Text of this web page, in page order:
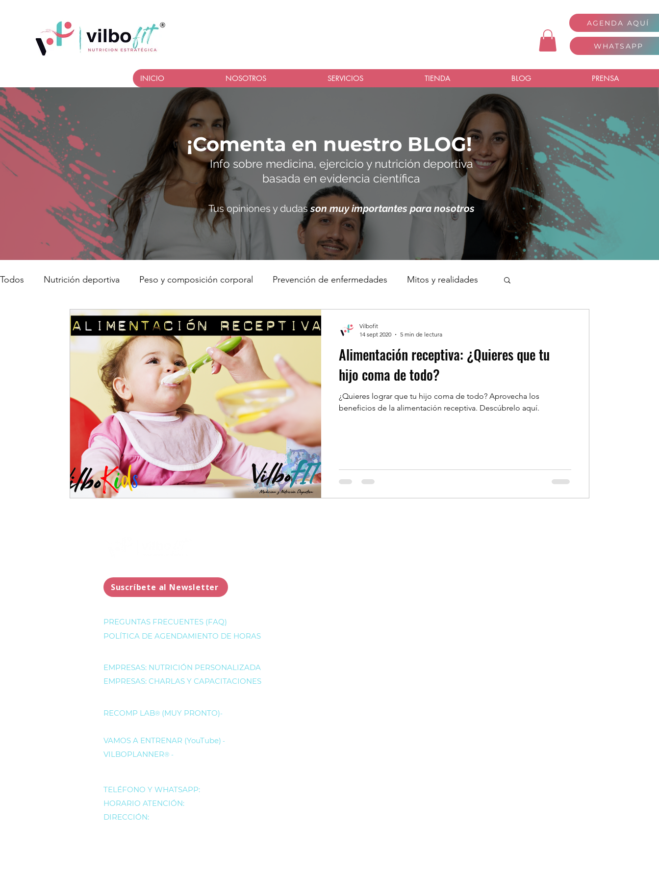
AGENDA AQUÍ
WHATSAPP
INICIO NOSOTROS SERVICIOS TIENDA BLOG PRENSA
¡Comenta en nuestro BLOG!
Info sobre medicina, ejercicio y nutrición deportiva
basada en evidencia científica
Tus opiniones y dudasson muy importantes para nosotros
Todos Nutrición deportiva Peso y composición corporal Prevención de enfermedades Mitos y realidades
Nutrición infantil Tendencias en nutrición
Alimentación receptiva: ¿Quieres que tu
hijo coma de todo?
¿Quieres lograr que tu hijo coma de todo? Aprovecha los
beneficios de la alimentación receptiva. Descúbrelo aquí.
Vilbofit
14 sept 2020
5 min de lectura
Suscríbete al Newsletter
PREGUNTAS FRECUENTES (FAQ)
POLÍTICA DE AGENDAMIENTO DE HORAS
EMPRESAS: NUTRICIÓN PERSONALIZADA
EMPRESAS: CHARLAS Y CAPACITACIONES
RECOMP LAB® (MUY PRONTO)-
VAMOS A ENTRENAR (YouTube) -
VILBOPLANNER® -
TELÉFONO Y WHATSAPP:
HORARIO ATENCIÓN:
DIRECCIÓN: